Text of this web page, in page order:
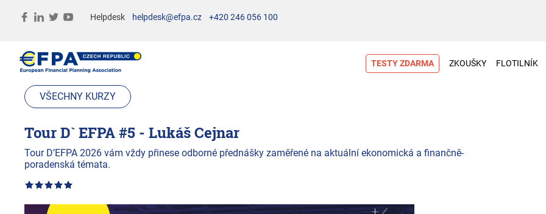
Helpdesk helpdesk@efpa.cz +420 246 056 100
TESTY ZDARMA ZKOUŠKY FLOTILNÍK
VŠECHNY KURZY
Tour D` EFPA #5 - Lukáš Cejnar
Tour D’EFPA 2026 vám vždy přinese odborné přednášky zaměřené na aktuální ekonomická a finančně-
poradenská témata.